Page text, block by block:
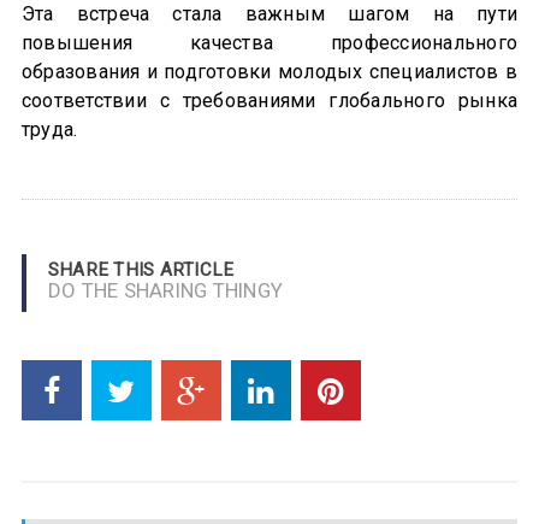
Эта встреча стала важным шагом на пути
повышения качества профессионального
образования и подготовки молодых специалистов в
соответствии с требованиями глобального рынка
труда.
SHARE THIS ARTICLE
DO THE SHARING THINGY